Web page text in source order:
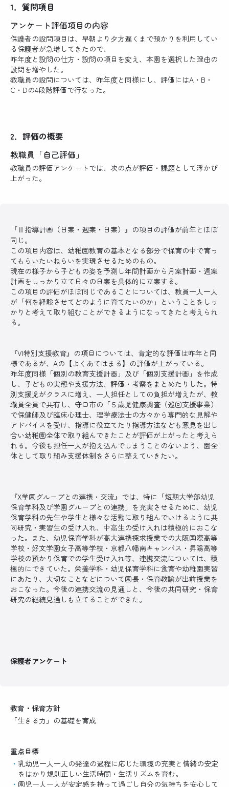
1．質問項目
アンケート評価項目の内容
保護者の設問項目は、早朝より夕方遅くまで預かりを利用してい
る保護者が急増してきたので、
昨年度と設問の仕方・設問の項目を変え、本園を選択した理由の
設問を増やした。
教職員の設問については、昨年度と同様にし、評価にはA・B・
C・Dの4段階評価で行なった。
2．評価の概要
教職員「自己評価」
教職員の評価アンケートでは、次の点が評価・課題として浮かび
上がった。
『Ⅱ指導計画（日案・週案・日案）』の項目の評価が前年とほぼ
同じ。
この項目内容は、幼稚園教育の基本となる部分で保育の中で育っ
てもらいたいねらいを実現させるためのもの。
現在の様子から子どもの姿を予測し年間計画から月案計画・週案
計画をしっかり立て日々の日案を具体的に立案する。
この項目の評価がほぼ同じであることについては、教員一人一人
が「何を経験させてどのように育てたいのか」ということをしっ
かりと考えて取り組むことができるようになってきたと考えられ
る。
『VI特別支援教育』の項目については、肯定的な評価は昨年と同
様であるが、Aの【よくあてはまる】の評価が上がっている。
昨年度同様「個別の教育支援計画」及び「個別支援計画」を作成
し、子どもの実態や支援方法、評価・考察をまとめたりした。特
別支援児がクラスに増え、一人担任としての負担が増えたが、教
職員全員で共有し、守口市の「５歳児健康調査（巡回支援事業）
で保健師及び臨床心理士、理学療法士の方々から専門的な見解や
アドバイスを受け、指導に役立てたり指導方法なども意見を出し
合い幼稚園全体で取り組んできたことが評価が上がったと考えら
れる。今後も担任一人が抱え込んでしまうことのないよう、園全
体として取り組み支援体制をさらに整えていきたい。
『X学園グループとの連携・交流』では、特に「短期大学部幼児
保育学科及び学園グループとの連携」を充実させるために、幼児
保育学科の先生や学生と様々な活動に取り組んでいけるように共
同研究・実習生の受け入れ、中高生の受け入れは積極的におこな
った。また、幼児保育学科が高大連携探求授業での大阪国際高等
学校・好文学園女子高等学校・京都八幡南キャンパス・昇陽高等
学校の預かり保育での学生受け入れ等、連携交流については、積
極的にできていた。栄養学科・幼児保育学科に食育や幼稚園実習
にあたり、大切なことなどについて園長・保育教諭が出前授業を
おこなった。今後の連携交流の見通しと、今後の共同研究・保育
研究の継続見通しも立てることができた。
保護者アンケート
教育・保育方針
「生きる力」の基礎を育成
重点目標
乳幼児一人一人の発達の過程に応じた環境の充実と情緒の安定
をはかり規則正しい生活時間・生活リズムを育む。
園児一人一人が安定感を持って過ごし自分の気持ちを安心して